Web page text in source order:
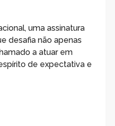
uma assinatura
desafia não apenas
a atuar em
de expectativa e